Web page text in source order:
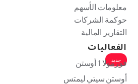
معلومات الأسهم
حوكمة الشركات
التقارير المالية
الفعاليات
جديد
فورمولا 1 أوستن
أوستن سيتي ليمتس